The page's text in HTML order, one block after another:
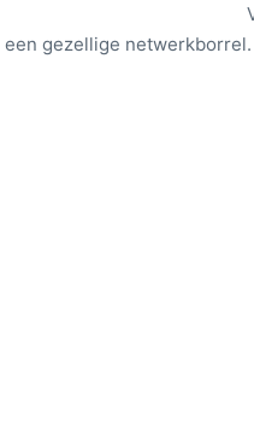
een gezellige netwerkborrel.